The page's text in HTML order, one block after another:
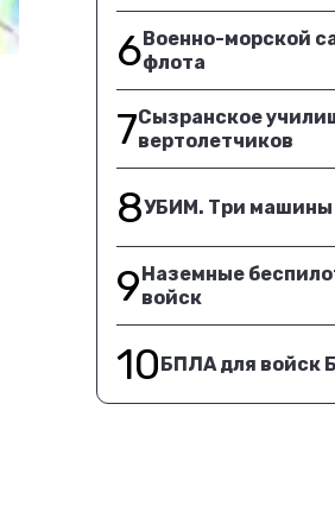
6Военно-морской
флота
7Сызранское
вертолетчиков
8УБИМ. Три машины
9Наземные
войск
10БПЛА для войск